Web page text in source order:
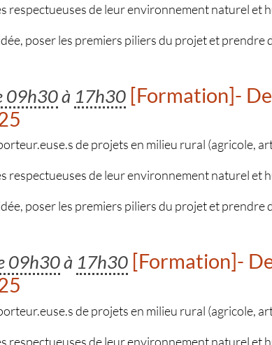
respectueuses de leur environnement naturel et
poser les premiers piliers du projet et prendre
09h30à 17h30 [Formation]- De
de projets en milieu rural (agricole,
respectueuses de leur environnement naturel et
poser les premiers piliers du projet et prendre
09h30à 17h30 [Formation]-
de projets en milieu rural (agricole,
respectueuses de leur environnement naturel et